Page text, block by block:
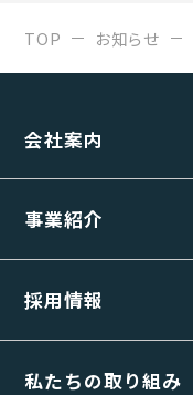
TOP お知らせ
会社案内
事業紹介
採用情報
私たちの取り組み